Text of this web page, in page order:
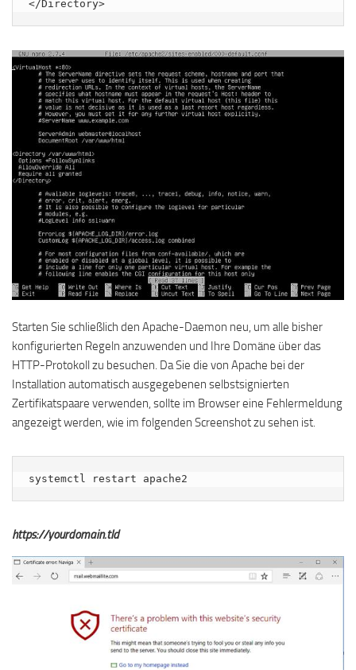
</Directory>
Starten Sie schließlich den Apache-Daemon neu, um alle bisher
konfigurierten Regeln anzuwenden und Ihre Domäne über das
HTTP-Protokoll zu besuchen. Da Sie die von Apache bei der
Installation automatisch ausgegebenen selbstsignierten
Zertifikatspaare verwenden, sollte im Browser eine Fehlermeldung
angezeigt werden, wie im folgenden Screenshot zu sehen ist.
systemctl restart apache2
https://yourdomain.tld